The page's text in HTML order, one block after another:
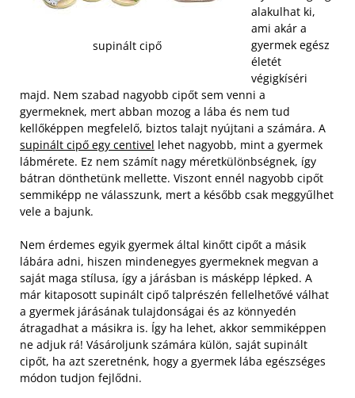
supinált cipő
alakulhat ki,
ami akár a
gyermek egész
életét
végigkíséri
majd. Nem szabad nagyobb cipőt sem venni a
gyermeknek, mert abban mozog a lába és nem tud
kellőképpen megfelelő, biztos talajt nyújtani a számára. A
supinált cipő egy centivel lehet nagyobb, mint a gyermek
lábmérete. Ez nem számít nagy méretkülönbségnek, így
bátran dönthetünk mellette. Viszont ennél nagyobb cipőt
semmiképp ne válasszunk, mert a később csak meggyűlhet
vele a bajunk.
Nem érdemes egyik gyermek által kinőtt cipőt a másik
lábára adni, hiszen mindenegyes gyermeknek megvan a
saját maga stílusa, így a járásban is másképp lépked. A
már kitaposott supinált cipő talprészén fellelhetővé válhat
a gyermek járásának tulajdonságai és az könnyedén
átragadhat a másikra is. Így ha lehet, akkor semmiképpen
ne adjuk rá! Vásároljunk számára külön, saját supinált
cipőt, ha azt szeretnénk, hogy a gyermek lába egészséges
módon tudjon fejlődni.